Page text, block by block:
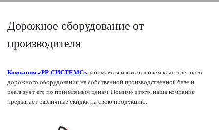
Дорожное оборудование от
производителя
Компания «РР-СИСТЕМС» занимается изготовлением качественного
дорожного оборудования на собственной производственной базе и
реализует его по приемлемым ценам. Помимо этого, наша компания
предлагает различные скидки на свою продукцию.